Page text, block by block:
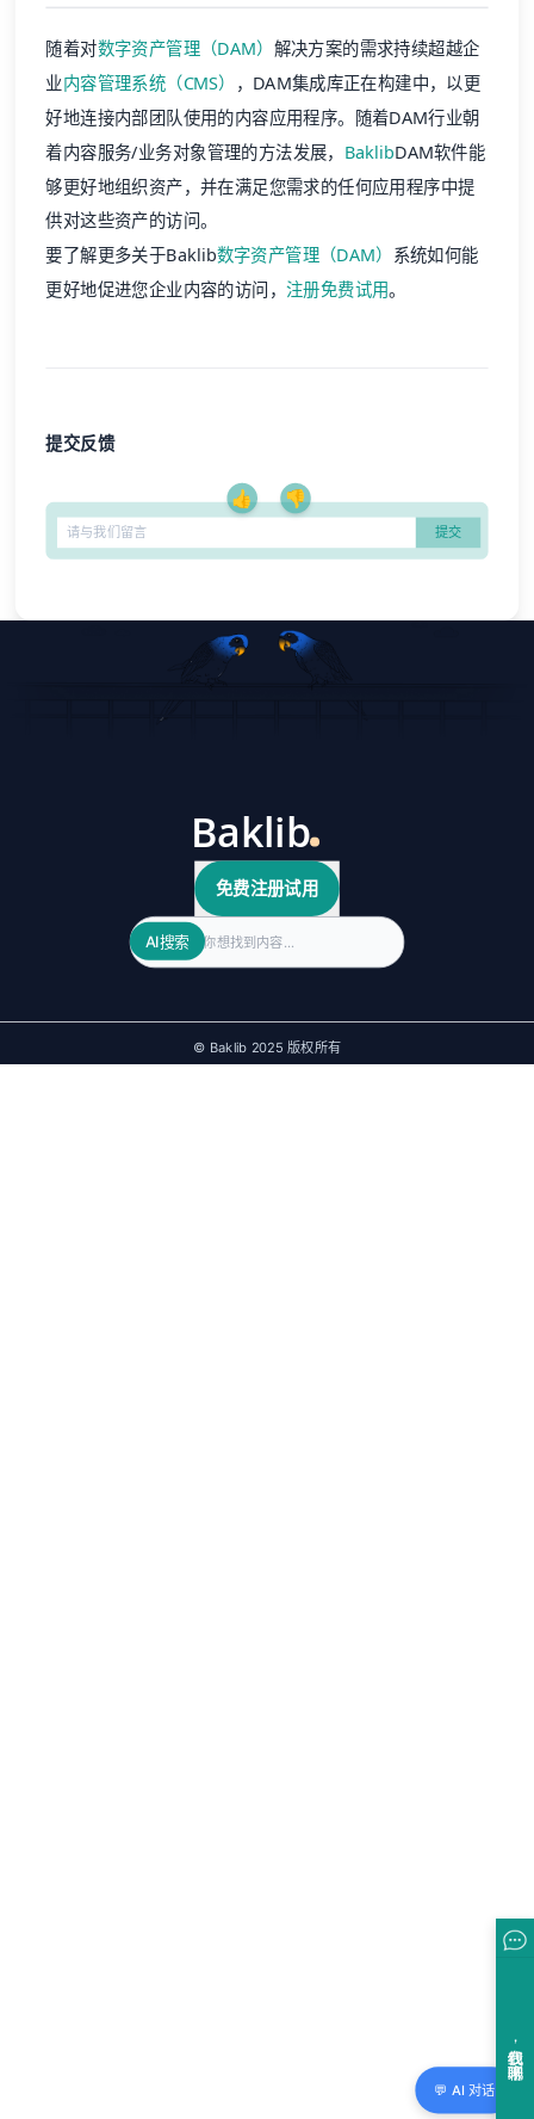
随着对数字资产管理（DAM） 解决方案的需求持续超越企
业内容管理系统（CMS）
，DAM集成库正在构建中，以更
好地连接内部团队使用的内容应用程序。随着DAM行业朝
着内容服务/业务对象管理的方法发展， BaklibDAM软件能
够更好地组织资产，并在满足您需求的任何应用程序中提
供对这些资产的访问。
要了解更多关于Baklib数字资产管理（DAM） 系统如何能
更好地促进您企业内容的访问，注册免费试用。
提交反馈
👍 👎
免费注册试用
Search
AI搜索
© Baklib 2025 版权所有
💬 AI 对话